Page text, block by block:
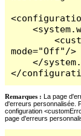
    <system.web>
        <customErrors
mode="Off"/>
    </system.web>
</
Remarques : La page
d'erreurs personnalisée.
configuration
page d'erreurs